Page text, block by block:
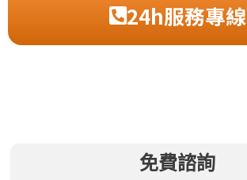
24h服務專線
免費諮詢